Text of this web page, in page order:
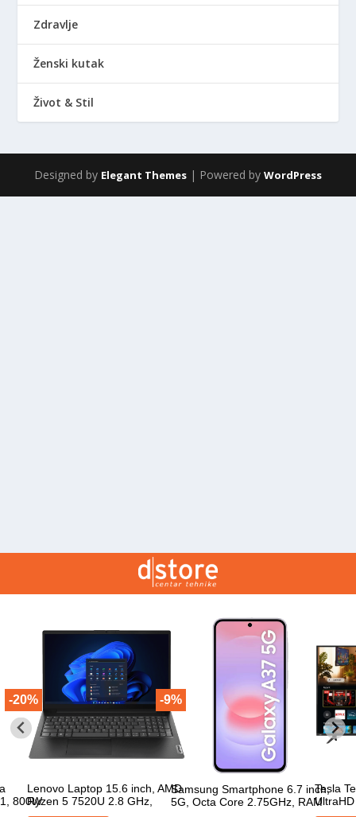
Zdravlje
Ženski kutak
Život & Stil
Designed by Elegant Themes | Powered by WordPress